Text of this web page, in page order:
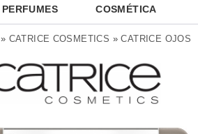
PERFUMES COSMÉTICA
» CATRICE COSMETICS »CATRICE OJOS